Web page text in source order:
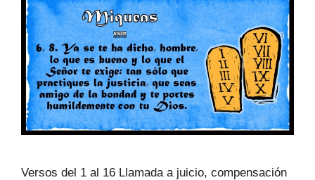
Versos del 1 al 16 Llamada a juicio, compensación